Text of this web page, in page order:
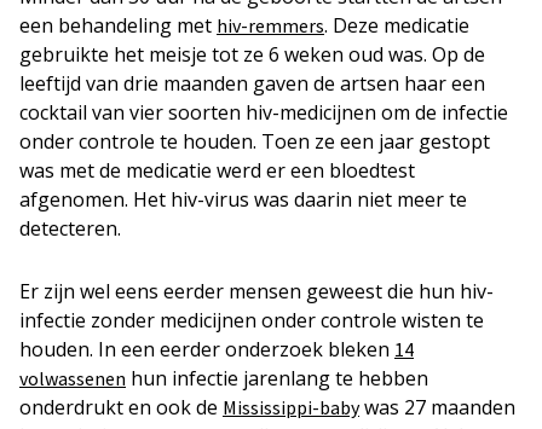
een behandeling met hiv-remmers. Deze medicatie
gebruikte het meisje tot ze 6 weken oud was. Op de
leeftijd van drie maanden gaven de artsen haar een
cocktail van vier soorten hiv-medicijnen om de infectie
onder controle te houden. Toen ze een jaar gestopt
was met de medicatie werd er een bloedtest
afgenomen. Het hiv-virus was daarin niet meer te
detecteren.
Er zijn wel eens eerder mensen geweest die hun hiv-
infectie zonder medicijnen onder controle wisten te
houden. In een eerder onderzoek bleken 14
volwassenen hun infectie jarenlang te hebben
onderdrukt en ook de Mississippi-babywas 27 maanden